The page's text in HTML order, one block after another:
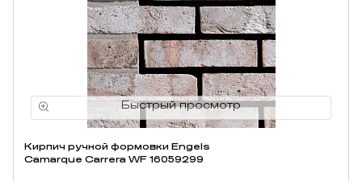
Кирпич ручной формовки Engels
Camarque Carrera WF 16059299